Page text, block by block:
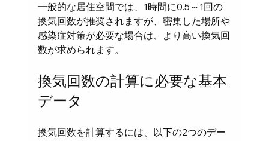
一般的な居住空間では、1時間に0.5～1回の
換気回数が推奨されますが、密集した場所や
感染症対策が必要な場合は、より高い換気回
数が求められます。
換気回数の計算に必要な基本
データ
換気回数を計算するには、以下の2つのデー